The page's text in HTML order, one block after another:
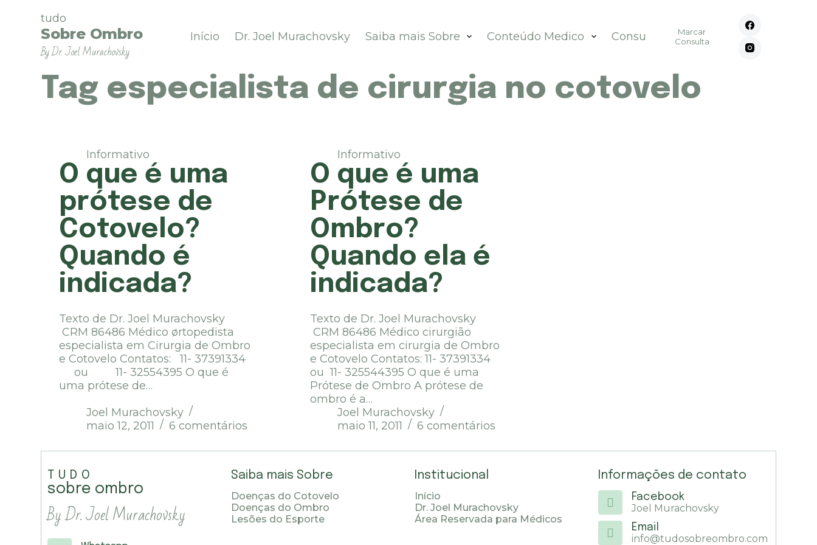
tudo
Sobre Ombro
By Dr. Joel Murachovsky
Início Dr. Joel Murachovsky Saiba mais Sobre Conteúdo Medico Consultórios Contato
Marcar
Consulta
Tag especialista de cirurgia no cotovelo
Informativo
O que é uma
prótese de
Cotovelo?
Quando é
indicada?
Texto de Dr. Joel Murachovsky
CRM 86486 Médico ørtopedista
especialista em Cirurgia de Ombro
e Cotovelo Contatos: 11- 37391334
ou 11- 32554395 O que é
uma prótese de…
Joel Murachovsky
maio 12, 2011
6 comentários
Informativo
O que é uma
Prótese de
Ombro?
Quando ela é
indicada?
Texto de Dr. Joel Murachovsky
CRM 86486 Médico cirurgião
especialista em cirurgia de Ombro
e Cotovelo Contatos: 11- 37391334
ou 11- 325544395 O que é uma
Prótese de Ombro A prótese de
ombro é a…
Joel Murachovsky
maio 11, 2011
6 comentários
TUDO
sobre ombro
By Dr. Joel Murachovsky
Saiba mais Sobre
Doenças do Cotovelo
Doenças do Ombro
Lesões do Esporte
Institucional
Início
Dr. Joel Murachovsky
Área Reservada para Médicos
Informações de contato
Facebook
Joel Murachovsky
Email
info@tudosobreombro.com